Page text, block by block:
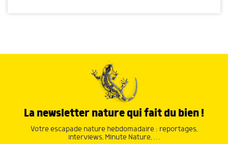
La newsletter nature qui fait du bien !
Votre escapade nature hebdomadaire : reportages,
interviews, Minute Nature, …